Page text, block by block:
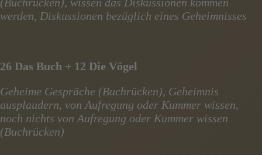
werden, Diskussionen bezüglich eines Geheimnisses
26 Das Buch + 12 Die Vögel
Geheime Gespräche (Buchrücken), Geheimnis
ausplaudern, von Aufregung oder Kummer wissen,
noch nichts von Aufregung oder Kummer wissen
(Buchrücken)